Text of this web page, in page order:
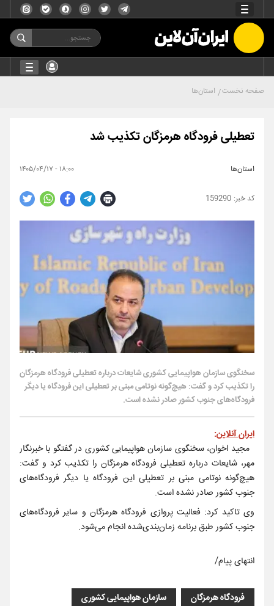
صفحه نخست استان‌ها
تعطیلی فرودگاه هرمزگان تکذیب شد
استان‌ها ۱۸:۰۰ - ۱۴۰۵/۰۴/۱۷
159290
سخنگوی سازمان هواپیمایی کشوری شایعات درباره تعطیلی فرودگاه هرمزگان
را تکذیب کرد و گفت: هیچ‌گونه نوتامی مبنی بر تعطیلی این فرودگاه یا دیگر
فرودگاه‌های جنوب کشور صادر نشده است.
ایران آنلاین:
مجید اخوان، سخنگوی سازمان هواپیمایی کشوری در گفتگو با خبرنگار
مهر، شایعات درباره تعطیلی فرودگاه هرمزگان را تکذیب کرد و گفت:
هیچ‌گونه نوتامی مبنی بر تعطیلی این فرودگاه یا دیگر فرودگاه‌های
جنوب کشور صادر نشده است.
وی تاکید کرد: فعالیت پروازی فرودگاه هرمزگان و سایر فرودگاه‌های
جنوب کشور طبق برنامه زمان‌بندی‌شده انجام می‌شود.
انتهای پیام/
فرودگاه هرمزگان
سازمان هواپیمایی کشوری